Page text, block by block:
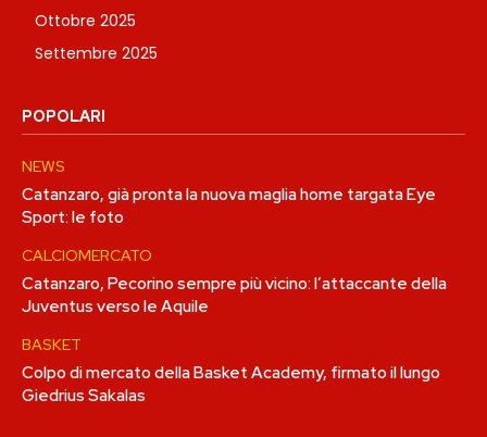
Ottobre 2025
Settembre 2025
POPOLARI
NEWS
Catanzaro, già pronta la nuova maglia home targata Eye
Sport: le foto
CALCIOMERCATO
Catanzaro, Pecorino sempre più vicino: l’attaccante della
Juventus verso le Aquile
BASKET
Colpo di mercato della Basket Academy, firmato il lungo
Giedrius Sakalas